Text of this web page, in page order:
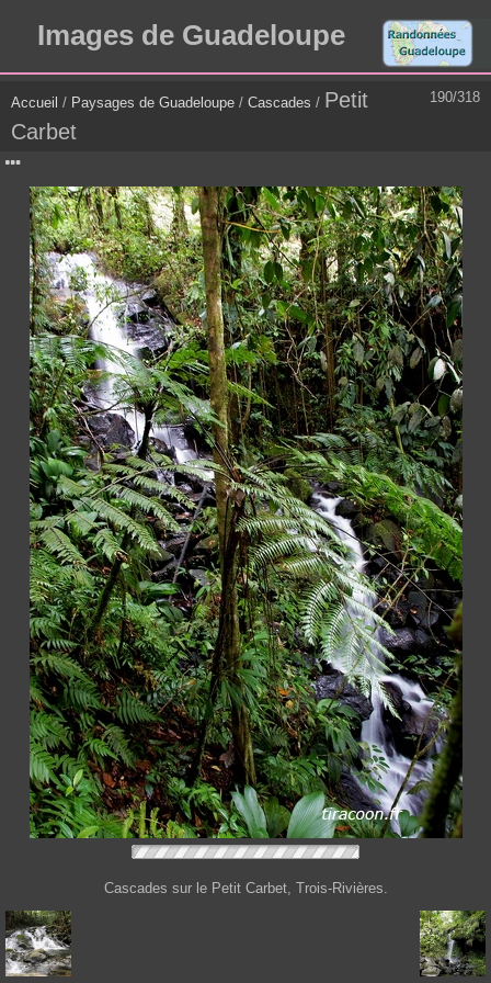
Images de Guadeloupe
190/318
Accueil / Paysages de Guadeloupe / Cascades / Petit
Carbet
Cascades sur le Petit Carbet, Trois-Rivières.